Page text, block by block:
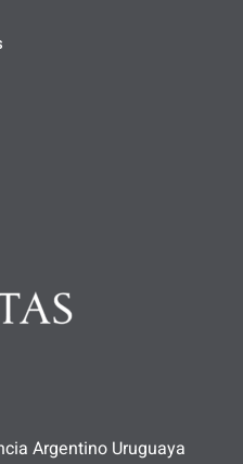
Argentino Uruguaya